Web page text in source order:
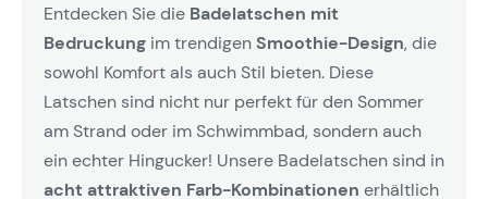
Entdecken Sie die Badelatschen mit
Bedruckung im trendigen Smoothie-Design, die
sowohl Komfort als auch Stil bieten. Diese
Latschen sind nicht nur perfekt für den Sommer
am Strand oder im Schwimmbad, sondern auch
ein echter Hingucker! Unsere Badelatschen sind in
acht attraktiven Farb-Kombinationen erhältlich